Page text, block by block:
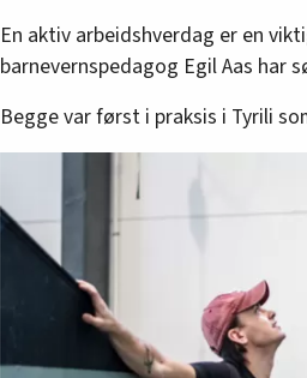
En aktiv arbeidshverdag er en
barnevernspedagog Egil Aas har
Begge var først i praksis i Tyrili